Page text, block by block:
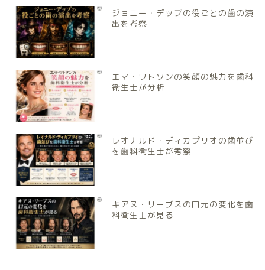
ジョニー・デップの役ごとの歯の演
出を考察
エマ・ワトソンの笑顔の魅力を歯科
衛生士が分析
レオナルド・ディカプリオの歯並び
を歯科衛生士が考察
キアヌ・リーブスの口元の変化を歯
科衛生士が見る